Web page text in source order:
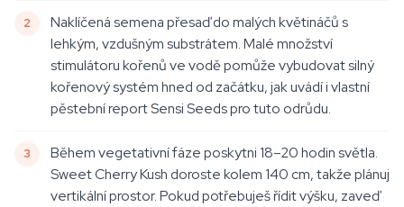
Naklíčená semena přesaď do malých květináčů s
lehkým, vzdušným substrátem. Malé množství
stimulátoru kořenů ve vodě pomůže vybudovat silný
kořenový systém hned od začátku, jak uvádí i vlastní
pěstební report Sensi Seeds pro tuto odrůdu.
Během vegetativní fáze poskytni 18–20 hodin světla.
Sweet Cherry Kush doroste kolem 140 cm, takže plánuj
vertikální prostor. Pokud potřebuješ řídit výšku, zaveď